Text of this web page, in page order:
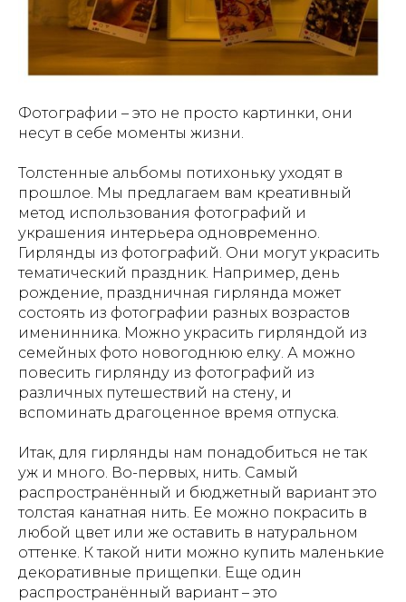
Фотографии – это не просто картинки, они
несут в себе моменты жизни.
Толстенные альбомы потихоньку уходят в
прошлое. Мы предлагаем вам креативный
метод использования фотографий и
украшения интерьера одновременно.
Гирлянды из фотографий. Они могут украсить
тематический праздник. Например, день
рождение, праздничная гирлянда может
состоять из фотографии разных возрастов
именинника. Можно украсить гирляндой из
семейных фото новогоднюю елку. А можно
повесить гирлянду из фотографий из
различных путешествий на стену, и
вспоминать драгоценное время отпуска.
Итак, для гирлянды нам понадобиться не так
уж и много. Во-первых, нить. Самый
распространённый и бюджетный вариант это
толстая канатная нить. Ее можно покрасить в
любой цвет или же оставить в натуральном
оттенке. К такой нити можно купить маленькие
декоративные прищепки. Еще один
распространённый вариант – это